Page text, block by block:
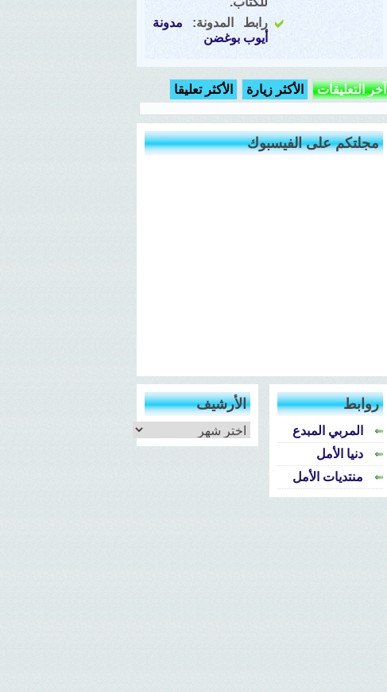
رابط المدونة: مدونة
أيوب بوغضن
آخر التعليقات الأكثر زيارة الأكثر تعليقا
مجلتكم على الفيسبوك
روابط
المربي المبدع
دنيا الأمل
منتديات الأمل
الأرشيف
الأرشيف